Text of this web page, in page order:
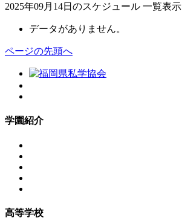
2025年09月14日のスケジュール 一覧表示
データがありません。
ページの先頭へ
学園紹介
高等学校